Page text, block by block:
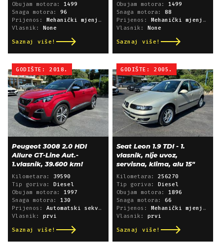
Obujam motora: 1499
Snaga motora: 96
Prijenos: Mehanički mjenjač
Vlasnik: None
Saznaj više!
Obujam motora: 1499
Snaga motora: 88
Prijenos: Mehanički mjenjač
Vlasnik: None
Saznaj više!
GODIŠTE: 2018.
Peugeot 3008 2.0 HDI
Allure GT-Line Aut.-
1.vlasnik, 39.600 km!
Kilometara: 39590
Tip goriva: Diesel
Obujam motora: 1997
Snaga motora: 130
Prijenos: Automatski sekvencijski
Vlasnik: prvi
Saznaj više!
GODIŠTE: 2005.
Seat Leon 1.9 TDI - 1.
vlasnik, nije uvoz,
servisna, klima, alu 15"
Kilometara: 256270
Tip goriva: Diesel
Obujam motora: 1896
Snaga motora: 66
Prijenos: Mehanički mjenjač
Vlasnik: prvi
Saznaj više!